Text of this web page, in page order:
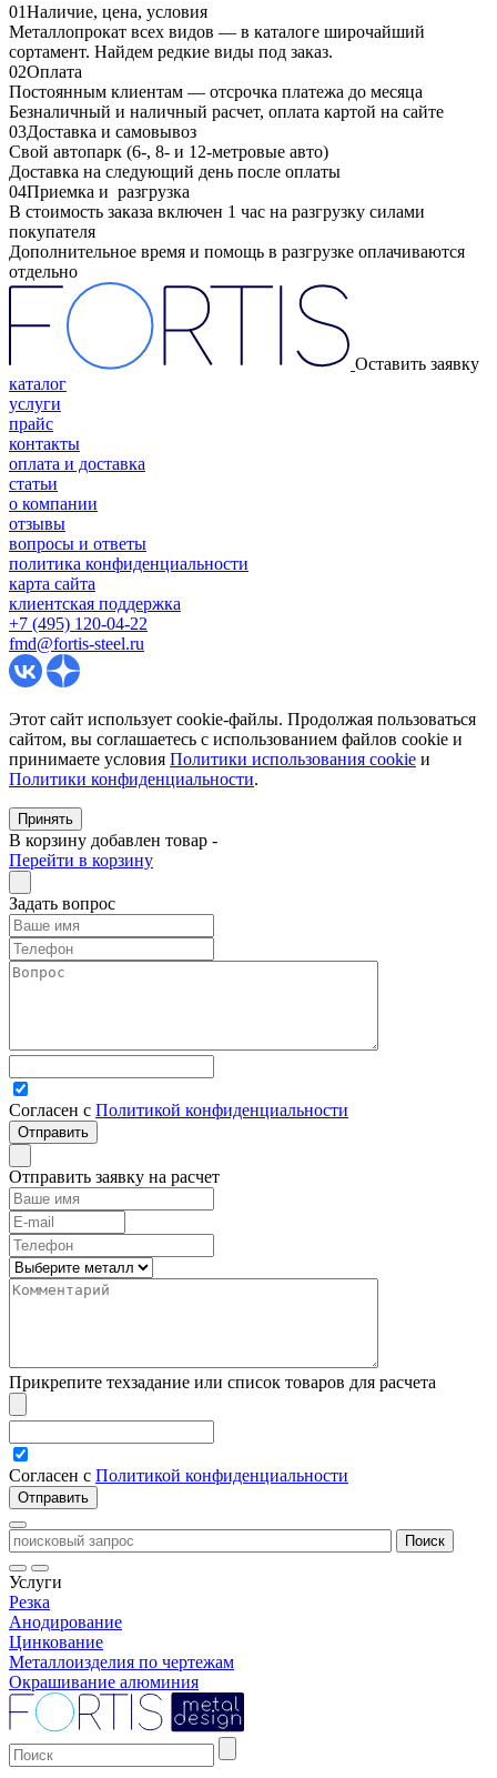
01Наличие, цена, условия
Металлопрокат всех видов — в каталоге широчайший
сортамент. Найдем редкие виды под заказ.
02Оплата
Постоянным клиентам — отсрочка платежа до месяца
Безналичный и наличный расчет, оплата картой на сайте
03Доставка и самовывоз
Свой автопарк (6-, 8- и 12-метровые авто)
Доставка на следующий день после оплаты
04Приемка и разгрузка
В стоимость заказа включен 1 час на разгрузку силами
покупателя
Дополнительное время и помощь в разгрузке оплачиваются
отдельно
Оставить заявку
каталог
услуги
прайс
контакты
оплата и доставка
статьи
о компании
отзывы
вопросы и ответы
политика конфиденциальности
карта сайта
клиентская поддержка
+7 (495) 120-04-22
fmd@fortis-steel.ru
Этот сайт использует cookie-файлы. Продолжая пользоваться
сайтом, вы соглашаетесь с использованием файлов cookie и
принимаете условия Политики использования cookie и
Политики конфиденциальности.
Принять
В корзину добавлен товар -
Перейти в корзину
Задать вопрос
Согласен с Политикой конфиденциальности
Отправить заявку на расчет
Прикрепите техзадание или список товаров для расчета
Согласен с Политикой конфиденциальности
Услуги
Резка
Анодирование
Цинкование
Металлоизделия по чертежам
Окрашивание алюминия